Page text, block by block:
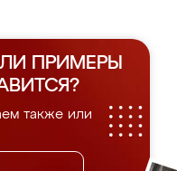
ПРИМЕРЫ
также или